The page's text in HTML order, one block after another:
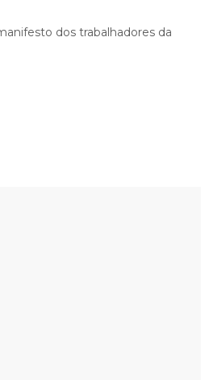
dos trabalhadores da